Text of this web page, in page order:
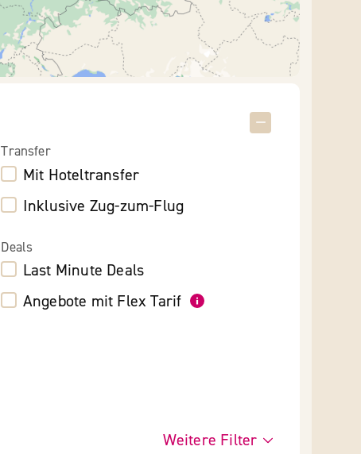
Transfer
Mit Hoteltransfer
Inklusive Zug-zum-Flug
Deals
Last Minute Deals
Angebote mit Flex Tarif
Weitere Filter